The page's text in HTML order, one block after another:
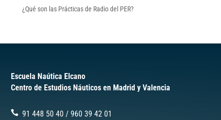
¿Qué son las Prácticas de Radio del PER?
Escuela Naútica Elcano
Centro de Estudios Náuticos en Madrid y Valencia
91 448 50 40 /‎960 39 42 01